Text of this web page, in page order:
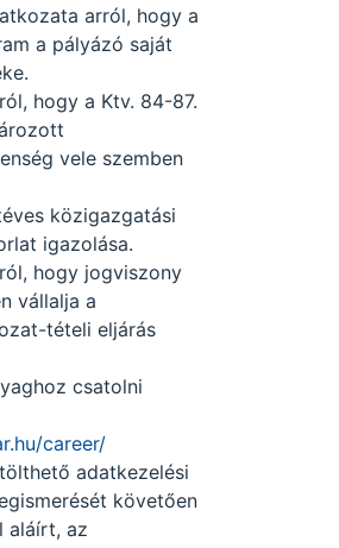
arról, hogy a
a pályázó saját
hogy a Ktv. 84-87.
vele szemben
közigazgatási
igazolása.
hogy jogviszony
vállalja a
tételi eljárás
csatolni
career/
adatkezelési
követően
aláírt, az